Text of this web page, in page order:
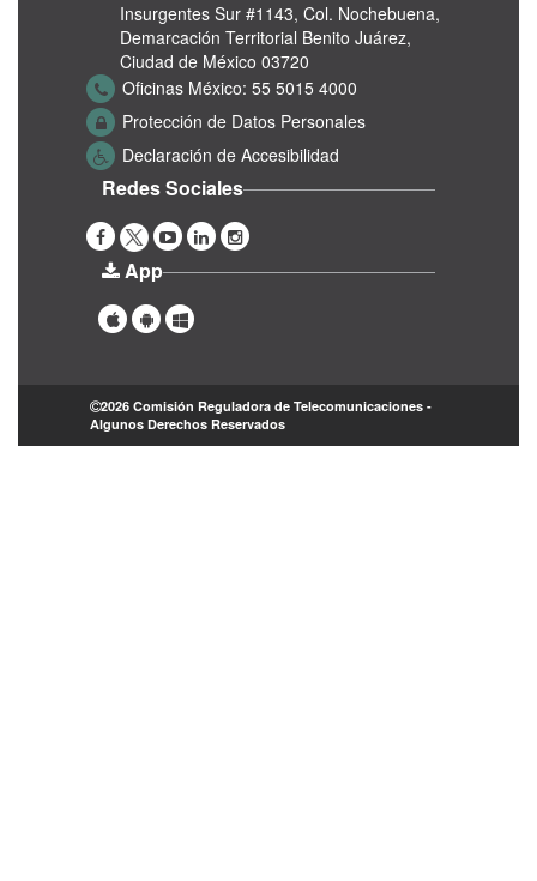
Insurgentes Sur #1143, Col. Nochebuena,
Demarcación Territorial Benito Juárez,
Ciudad de México 03720
Oficinas México: 55 5015 4000
Protección de Datos Personales
Declaración de Accesibilidad
Redes Sociales
App
2026 Comisión Reguladora de Telecomunicaciones -
Algunos Derechos Reservados